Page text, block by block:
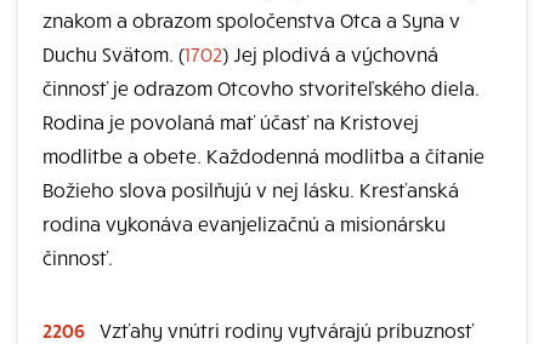
znakom a obrazom spoločenstva Otca a Syna v
Duchu Svätom. (1702) Jej plodivá a výchovná
činnosť je odrazom Otcovho stvoriteľského diela.
Rodina je povolaná mať účasť na Kristovej
modlitbe a obete. Každodenná modlitba a čítanie
Božieho slova posilňujú v nej lásku. Kresťanská
rodina vykonáva evanjelizačnú a misionársku
činnosť.
2206 Vzťahy vnútri rodiny vytvárajú príbuznosť